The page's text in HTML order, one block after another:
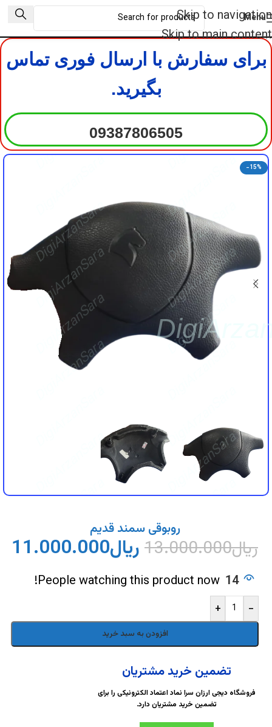
Skip to navigation
Skip to main content
Menu
برای سفارش با ارسال فوری تماس
بگیرید.
09387806505
-15%
DigiArzanSara
DigiArzanSara
DigiArzanSara
DigiArzanSara
DigiArzanSara
DigiArzanSara
DigiArzanSara
DigiArzanSara
DigiArzanSara
DigiArzanSara
DigiArzanSara
DigiArzanSara
DigiArzanSara
DigiArzanSara
DigiArzanSara
DigiArzanSara
DigiArzanSara
DigiArzanSara
DigiArzanSara
DigiArzanSara
DigiArzanSara
DigiArzanSara
DigiArzanSara
DigiArzanSara
DigiArzanSara
DigiArzanSara
DigiArzanSara
DigiArzanSara
DigiArzanSara
DigiArzanSara
روبوقی سمند قدیم
ریال13.000.000 ریال11.000.000
14
People watching this product now!
-
+
افزودن به سبد خرید
تضمین خرید مشتریان
فروشگاه دیجی ارزان سرا نماد اعتماد الکترونیکی را برای
تضمین خرید مشتریان دارد.